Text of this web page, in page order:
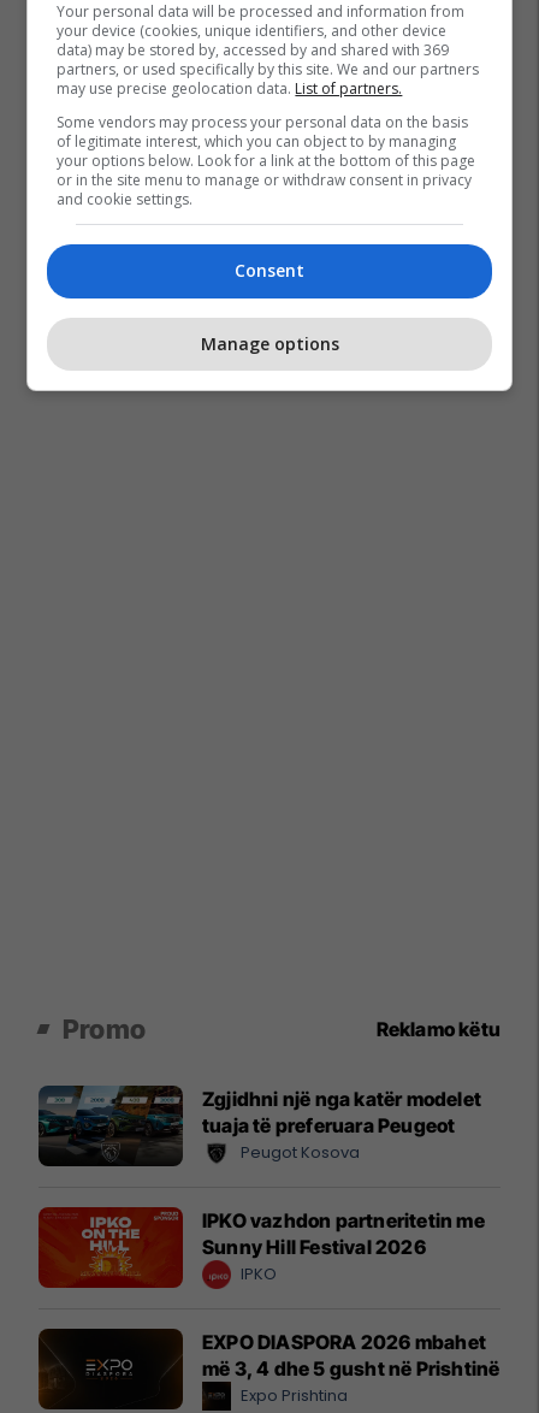
Promo Reklamo këtu
Zgjidhni një nga katër modelet
tuaja të preferuara Peugeot
Peugot Kosova
IPKO vazhdon partneritetin me
Sunny Hill Festival 2026
IPKO
EXPO DIASPORA 2026 mbahet
më 3, 4 dhe 5 gusht në Prishtinë
Expo Prishtina
Your personal data will be processed and information from
your device (cookies, unique identifiers, and other device
data) may be stored by, accessed by and shared with 369
partners, or used specifically by this site. We and our partners
may use precise geolocation data. List of partners.
Some vendors may process your personal data on the basis
of legitimate interest, which you can object to by managing
your options below. Look for a link at the bottom of this page
or in the site menu to manage or withdraw consent in privacy
and cookie settings.
Consent
Manage options